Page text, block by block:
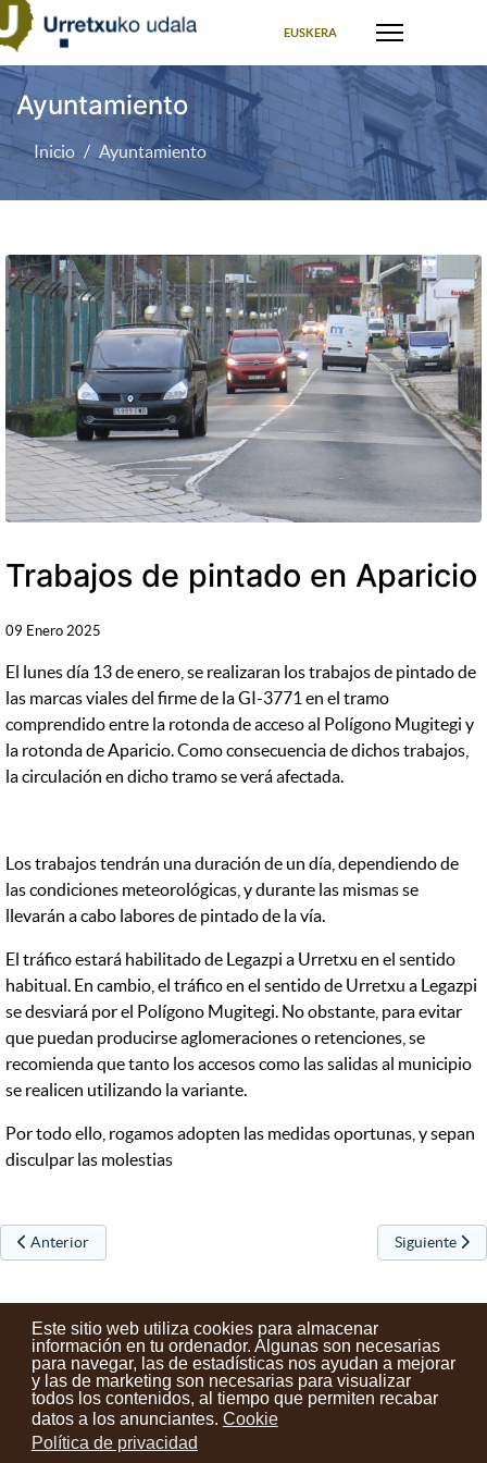
Este sitio web utiliza cookies para almacenar
información en tu ordenador. Algunas son necesarias
para navegar, las de estadísticas nos ayudan a mejorar
y las de marketing son necesarias para visualizar
todos los contenidos, al tiempo que permiten recabar
datos a los anunciantes. Cookie
Política de privacidad
EUSKERA
Ayuntamiento
Inicio Ayuntamiento
Trabajos de pintado en Aparicio
09 Enero 2025
El lunes día 13 de enero, se realizaran los trabajos de pintado de
las marcas viales del firme de la GI-3771 en el tramo
comprendido entre la rotonda de acceso al Polígono Mugitegi y
la rotonda de Aparicio. Como consecuencia de dichos trabajos,
la circulación en dicho tramo se verá afectada.
Los trabajos tendrán una duración de un día, dependiendo de
las condiciones meteorológicas, y durante las mismas se
llevarán a cabo labores de pintado de la vía.
El tráfico estará habilitado de Legazpi a Urretxu en el sentido
habitual. En cambio, el tráfico en el sentido de Urretxu a Legazpi
se desviará por el Polígono Mugitegi. No obstante, para evitar
que puedan producirse aglomeraciones o retenciones, se
recomienda que tanto los accesos como las salidas al municipio
se realicen utilizando la variante.
Por todo ello, rogamos adopten las medidas oportunas, y sepan
disculpar las molestias
Artículo anterior: Trabajos de asfaltado en la calle Iparragirre y el
Anterior Artículo
Siguiente
Contactos Condiciones de uso Aviso legal
Noticias
Tu opinión cuenta